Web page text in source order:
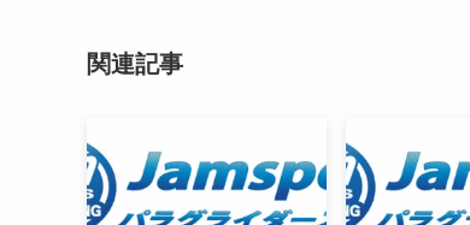
関連記事